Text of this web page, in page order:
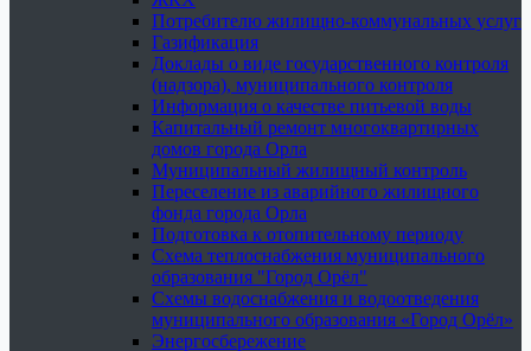
Потребителю жилищно-коммунальных услуг
Газификация
Доклады о виде государственного контроля
(надзора), муниципального контроля
Информация о качестве питьевой воды
Капитальный ремонт многоквартирных
домов города Орла
Муниципальный жилищный контроль
Переселение из аварийного жилищного
фонда города Орла
Подготовка к отопительному периоду
Схема теплоснабжения муниципального
образования "Город Орёл"
Схемы водоснабжения и водоотведения
муниципального образования «Город Орёл»
Энергосбережение